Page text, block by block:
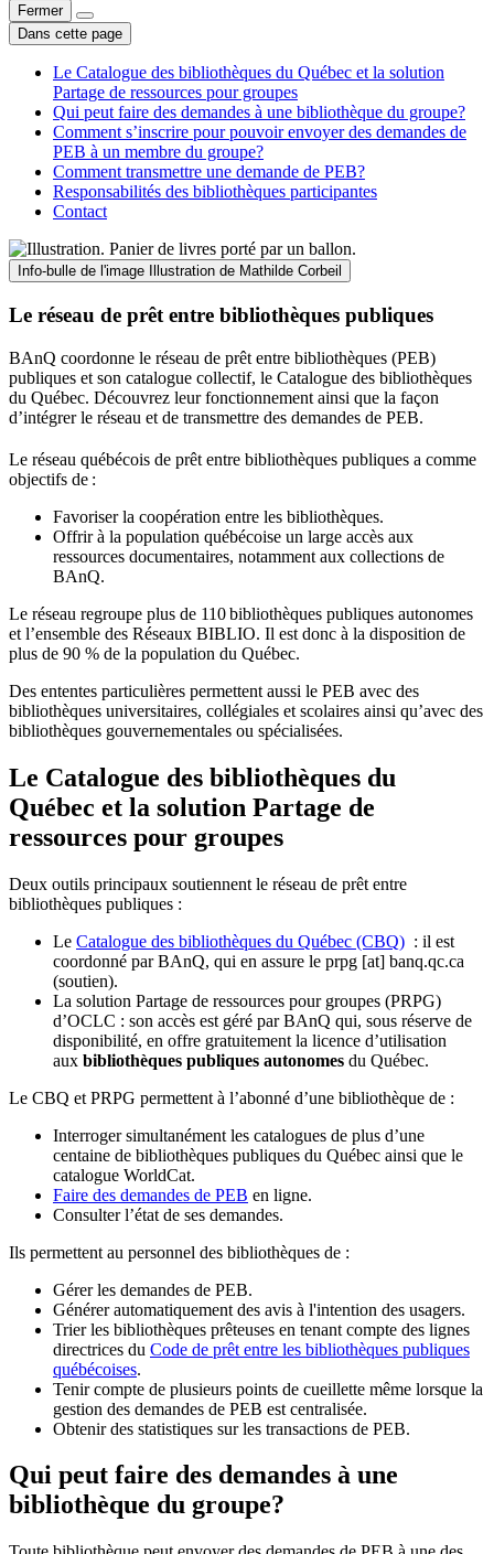
Fermer
Dans cette page
Le Catalogue des bibliothèques du Québec et la solution
Partage de ressources pour groupes
Qui peut faire des demandes à une bibliothèque du groupe?
Comment s’inscrire pour pouvoir envoyer des demandes de
PEB à un membre du groupe?
Comment transmettre une demande de PEB?
Responsabilités des bibliothèques participantes
Contact
Info-bulle de l'image Illustration de Mathilde Corbeil
Le réseau de prêt entre bibliothèques publiques
BAnQ coordonne le réseau de prêt entre bibliothèques (PEB)
publiques et son catalogue collectif, le Catalogue des bibliothèques
du Québec. Découvrez leur fonctionnement ainsi que la façon
d’intégrer le réseau et de transmettre des demandes de PEB.
Le réseau québécois de prêt entre bibliothèques publiques a comme
objectifs de :
Favoriser la coopération entre les bibliothèques.
Offrir à la population québécoise un large accès aux
ressources documentaires, notamment aux collections de
BAnQ.
Le réseau regroupe plus de 110bibliothèques publiques autonomes
et l’ensemble des Réseaux BIBLIO. Il est donc à la disposition de
plus de 90 % de la population du Québec.
Des ententes particulières permettent aussi le PEB avec des
bibliothèques universitaires, collégiales et scolaires ainsi qu’avec des
bibliothèques gouvernementales ou spécialisées.
Le Catalogue des bibliothèques du
Québec et la solution Partage de
ressources pour groupes
Deux outils principaux soutiennent le réseau de prêt entre
bibliothèques publiques :
Le Catalogue des bibliothèques du Québec (CBQ) : il est
coordonné par BAnQ, qui en assure le prpg [at] banq.qc.ca
(soutien).
La solution Partage de ressources pour groupes (PRPG)
d’OCLC : son accès est géré par BAnQ qui, sous réserve de
disponibilité, en offre gratuitement la licence d’utilisation
aux bibliothèques publiques autonomes du Québec.
Le CBQ et PRPG permettent à l’abonné d’une bibliothèque de :
Interroger simultanément les catalogues de plus d’une
centaine de bibliothèques publiques du Québec ainsi que le
catalogue WorldCat.
Faire des demandes de PEB en ligne.
Consulter l’état de ses demandes.
Ils permettent au personnel des bibliothèques de :
Gérer les demandes de PEB.
Générer automatiquement des avis à l'intention des usagers.
Trier les bibliothèques prêteuses en tenant compte des lignes
directrices du Code de prêt entre les bibliothèques publiques
québécoises.
Tenir compte de plusieurs points de cueillette même lorsque la
gestion des demandes de PEB est centralisée.
Obtenir des statistiques sur les transactions de PEB.
Qui peut faire des demandes à une
bibliothèque du groupe?